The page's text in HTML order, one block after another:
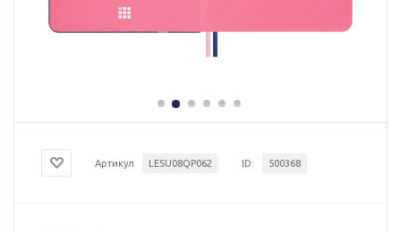
Артикул LESU08QP062 ID: 500368